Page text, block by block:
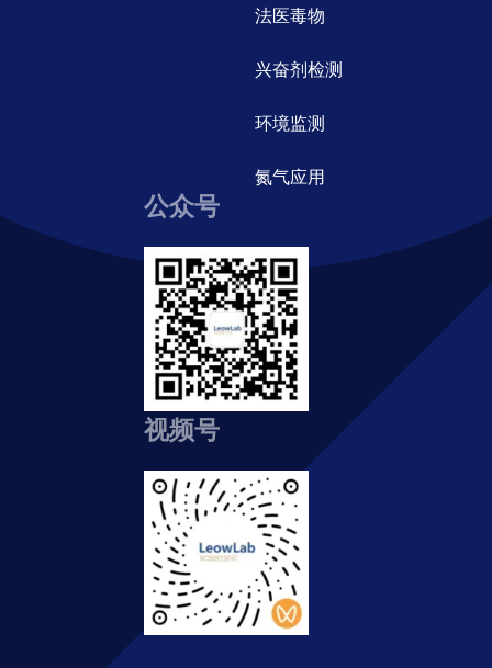
法医毒物
兴奋剂检测
环境监测
氮气应用
公众号
视频号